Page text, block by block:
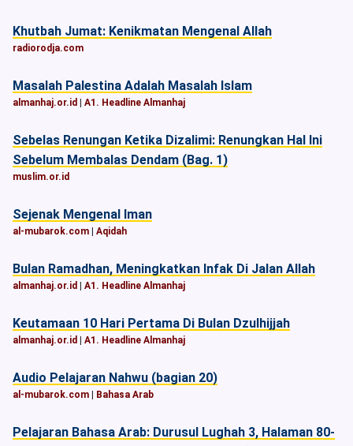
Khutbah Jumat: Kenikmatan Mengenal Allah
radiorodja.com
Masalah Palestina Adalah Masalah Islam
almanhaj.or.id A1. Headline Almanhaj
Sebelas Renungan Ketika Dizalimi: Renungkan Hal Ini
Sebelum Membalas Dendam (Bag. 1)
muslim.or.id
Sejenak Mengenal Iman
al-mubarok.com Aqidah
Bulan Ramadhan, Meningkatkan Infak Di Jalan Allah
almanhaj.or.id A1. Headline Almanhaj
Keutamaan 10 Hari Pertama Di Bulan Dzulhijjah
almanhaj.or.id A1. Headline Almanhaj
Audio Pelajaran Nahwu (bagian 20)
al-mubarok.com Bahasa Arab
Pelajaran Bahasa Arab: Durusul Lughah 3, Halaman 80-